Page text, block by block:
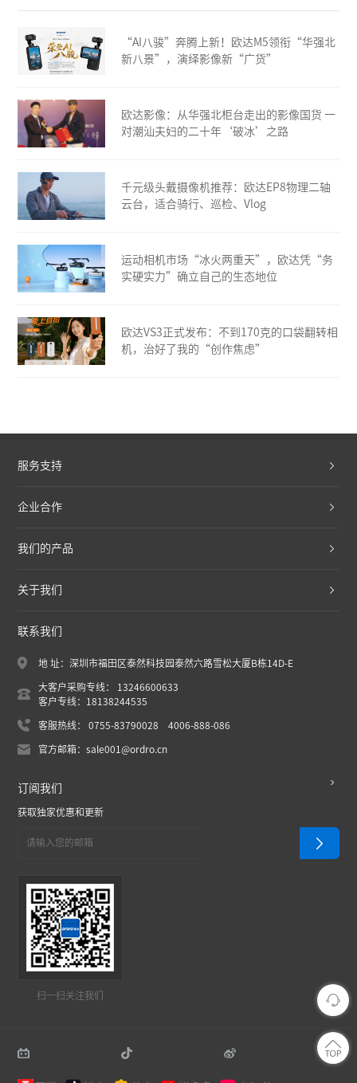
“AI八骏”奔腾上新！欧达M5领衔“华强北
新八景”，演绎影像新“广货”
欧达影像：从华强北柜台走出的影像国货 一
对潮汕夫妇的二十年‘破冰’之路
千元级头戴摄像机推荐：欧达EP8物理二轴
云台，适合骑行、巡检、Vlog
运动相机市场“冰火两重天”，欧达凭“务
实硬实力”确立自己的生态地位
欧达VS3正式发布：不到170克的口袋翻转相
机，治好了我的“创作焦虑”
服务支持
企业合作
我们的产品
关于我们
联系我们
地 址：深圳市福田区泰然科技园泰然六路雪松大厦B栋14D-E
大客户采购专线： 13246600633
客户专线：18138244535
客服热线： 0755-83790028 4006-888-086
官方邮箱：sale001@ordro.cn
订阅我们
获取独家优惠和更新
扫一扫关注我们